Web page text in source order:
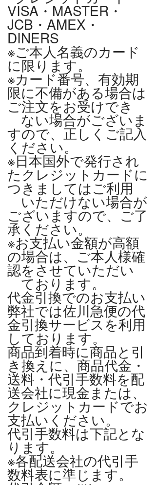
VISA・MASTER・
JCB・AMEX・
DINERS
※ご本人名義のカード
に限ります。
※カード番号、有効期
限に不備がある場合は
ご注文をお受けでき
ない場合がございま
すので、正しくご記入
ください。
※日本国外で発行され
たクレジットカードに
つきましてはご利用
いただけない場合が
ございますので、ご了
承ください。
※お支払い金額が高額
の場合は、ご本人様確
認をさせていただい
ております。
代金引換でのお支払い
弊社では佐川急便の代
金引換サービスを利用
しております。
商品到着時に商品と引
き換えに、商品代金・
送料・代引手数料を配
送会社に現金または、
クレジットカードでお
支払いください。
代引手数料は下記とな
ります。
※各配送会社の代引手
数料表に準じます。